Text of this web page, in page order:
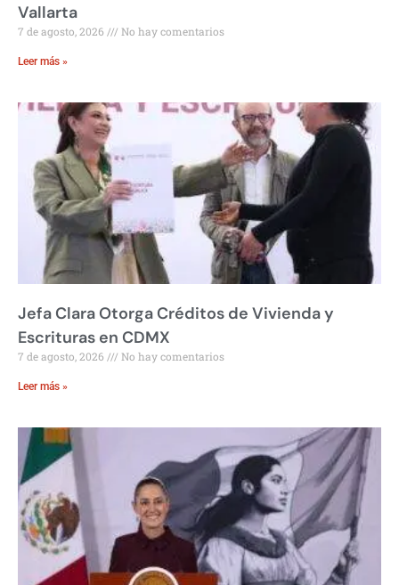
Vallarta
7 de agosto, 2026 No hay comentarios
Leer más »
Jefa Clara Otorga Créditos de Vivienda y
Escrituras en CDMX
7 de agosto, 2026 No hay comentarios
Leer más »